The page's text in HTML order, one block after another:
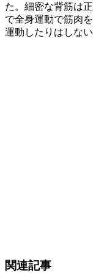
た。細密な背筋は
で全身運動で筋肉
運動したりはしない
関連記事